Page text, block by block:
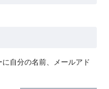
自分の名前、メールアド